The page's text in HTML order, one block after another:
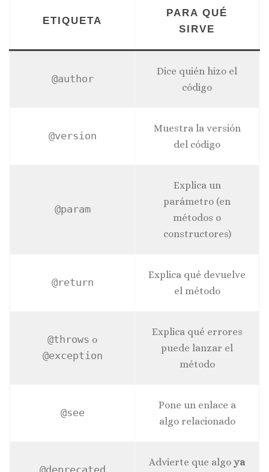
ETIQUETA
PARA QUÉ
SIRVE
@author
Dice quién hizo el
código
@version
Muestra la versión
del código
@param
Explica un
parámetro (en
métodos o
constructores)
@return
Explica qué devuelve
el método
@throws o
@exception
Explica qué errores
puede lanzar el
método
@see
Pone un enlace a
algo relacionado
Advierte que algo ya